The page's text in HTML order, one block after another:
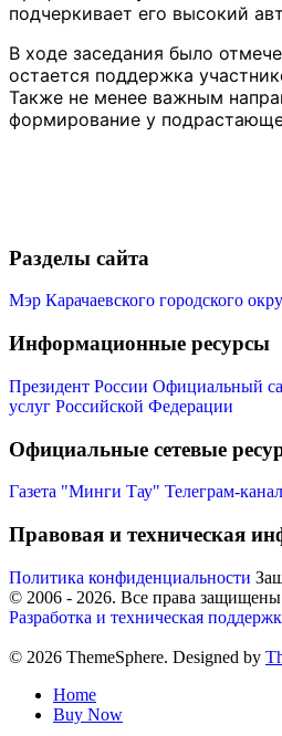
подчеркивает его высокий
В ходе заседания было
остается поддержка
Также не менее важным
формирование у
Разделы сайта
Мэр Карачаевского городского
Информационные ресурсы
Президент России Официальный
услуг Российской Федерации
Официальные сетевые
Газета "Минги Тау" Телеграм-канал
Правовая и техническая
Политика конфиденциальности
© 2006 - 2026. Все права защищены
Разработка и техническая
© 2026 ThemeSphere. Designed by
Home
Buy Now